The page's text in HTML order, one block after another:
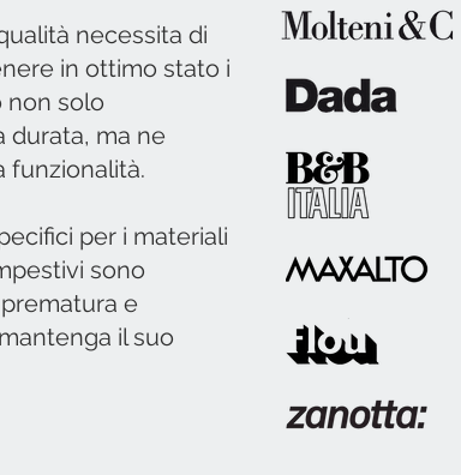
necessita di
in ottimo stato i
non solo
durata, ma ne
funzionalità.
per i materiali
sono
e
il suo